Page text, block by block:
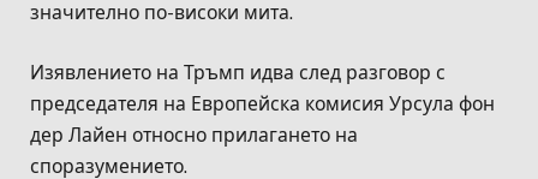
значително по-високи мита.
Изявлението на Тръмп идва след разговор с
председателя на Европейска комисия Урсула фон
дер Лайен относно прилагането на
споразумението.